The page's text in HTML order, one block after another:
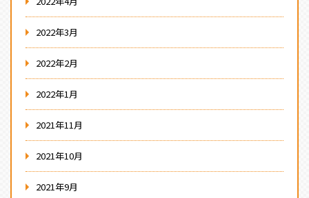
2022年3月
2022年2月
2022年1月
2021年11月
2021年10月
2021年9月